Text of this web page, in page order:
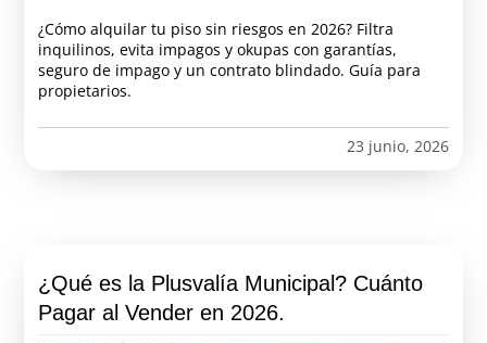
¿Cómo alquilar tu piso sin riesgos en 2026? Filtra
inquilinos, evita impagos y okupas con garantías,
seguro de impago y un contrato blindado. Guía para
propietarios.
23 junio, 2026
¿Qué es la Plusvalía Municipal? Cuánto
Pagar al Vender en 2026.